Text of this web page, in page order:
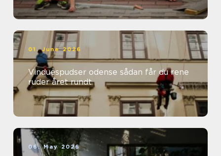
01. June 2026
Vinduespudser odense sådan får du rene
ruder året rundt
06. May 2026